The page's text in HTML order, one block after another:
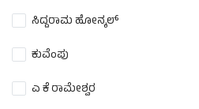
ಸಿದ್ದರಾಮ ಹೋನ್ಕಲ್
ಕುವೆಂಪು
ಎ ಕೆ ರಾಮೇಶ್ವರ